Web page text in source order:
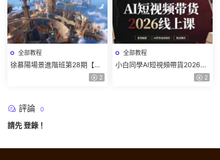
全部教程
徐慕陽場景進階班第28期【畫
2
全部教程
小白同學AI短視頻帶貨2026線
2
評論 0
請先登錄 ！